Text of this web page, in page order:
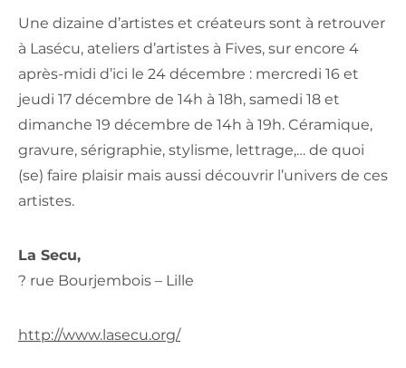
Une dizaine d’artistes et créateurs sont à retrouver
à Lasécu, ateliers d’artistes à Fives, sur encore 4
après-midi d’ici le 24 décembre : mercredi 16 et
jeudi 17 décembre de 14h à 18h, samedi 18 et
dimanche 19 décembre de 14h à 19h. Céramique,
gravure, sérigraphie, stylisme, lettrage,… de quoi
(se) faire plaisir mais aussi découvrir l’univers de ces
artistes.
La Secu,
? rue Bourjembois – Lille
http://www.lasecu.org/